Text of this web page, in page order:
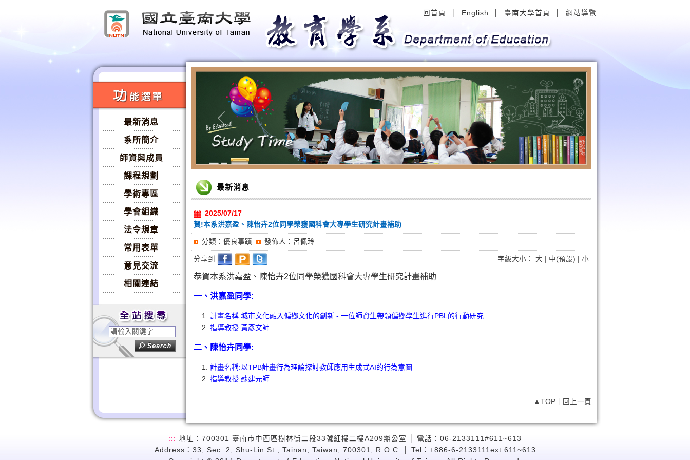
網站導覽
臺南大學首頁
English
回首頁
:::
最新消息
系所簡介
師資與成員
課程規劃
學術專區
學會組織
法令規章
常用表單
意見交流
相關連結
Previous Next
最新消息
2025/07/17
賀!本系洪嘉盈、陳怡卉2位同學榮獲國科會大專學生研究計畫補助
分類：優良事蹟 發佈人：呂佩玲
分享到 字級大小： 大 中(預設) 小
恭賀本系洪嘉盈、陳怡卉2位同學榮獲國科會大專學生研究計畫補助
一、洪嘉盈同學:
計畫名稱:城市文化融入偏鄉文化的創新 - 一位師資生帶領偏鄉學生進行PBL的行動研究
指導教授:黃彥文師
二、陳怡卉同學:
計畫名稱:以TPB計畫行為理論探討教師應用生成式AI的行為意圖
指導教授:蘇建元師
▲TOP 回上一頁
::: 地址：700301 臺南市中西區樹林街二段33號紅樓二樓A209辦公室 │ 電話：06-2133111#611~613
Address：33, Sec. 2, Shu-Lin St., Tainan, Taiwan, 700301, R.O.C. │ Tel：+886-6-2133111ext 611~613